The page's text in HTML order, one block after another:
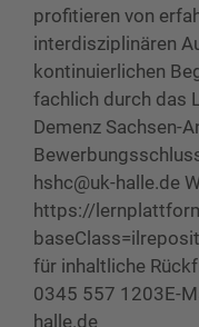
profitieren von
interdisziplinären
kontinuierlichen
fachlich durch das
Demenz Sachsen-
hshc@uk-halle.de
https://
für inhaltliche
0345 557 1203E-
halle.de